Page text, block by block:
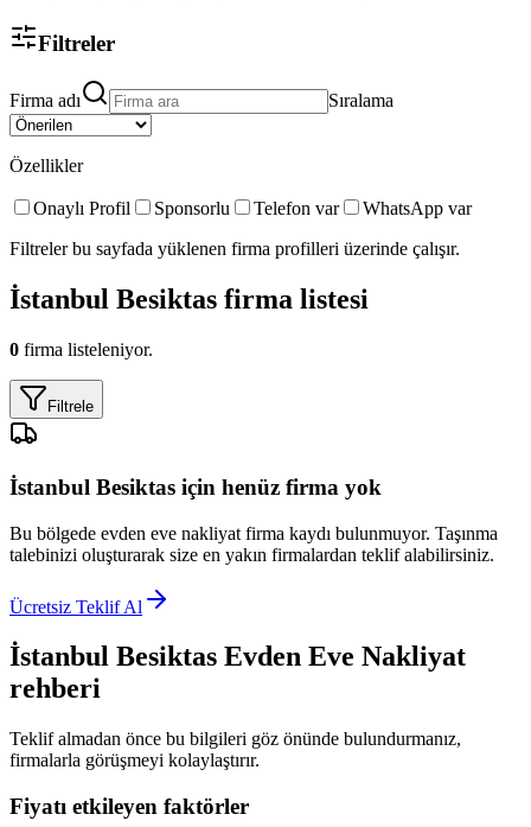
Filtreler
Firma adı Sıralama
Özellikler
Onaylı Profil Sponsorlu Telefon var
WhatsApp var
Filtreler bu sayfada yüklenen firma profilleri üzerinde çalışır.
İstanbul Besiktas firma listesi
0 firma listeleniyor.
Filtrele
İstanbul Besiktas için henüz firma yok
Bu bölgede evden eve nakliyat firma kaydı bulunmuyor. Taşınma
talebinizi oluşturarak size en yakın firmalardan teklif alabilirsiniz.
Ücretsiz Teklif Al
İstanbul Besiktas Evden Eve Nakliyat
rehberi
Teklif almadan önce bu bilgileri göz önünde bulundurmanız,
firmalarla görüşmeyi kolaylaştırır.
Fiyatı etkileyen faktörler